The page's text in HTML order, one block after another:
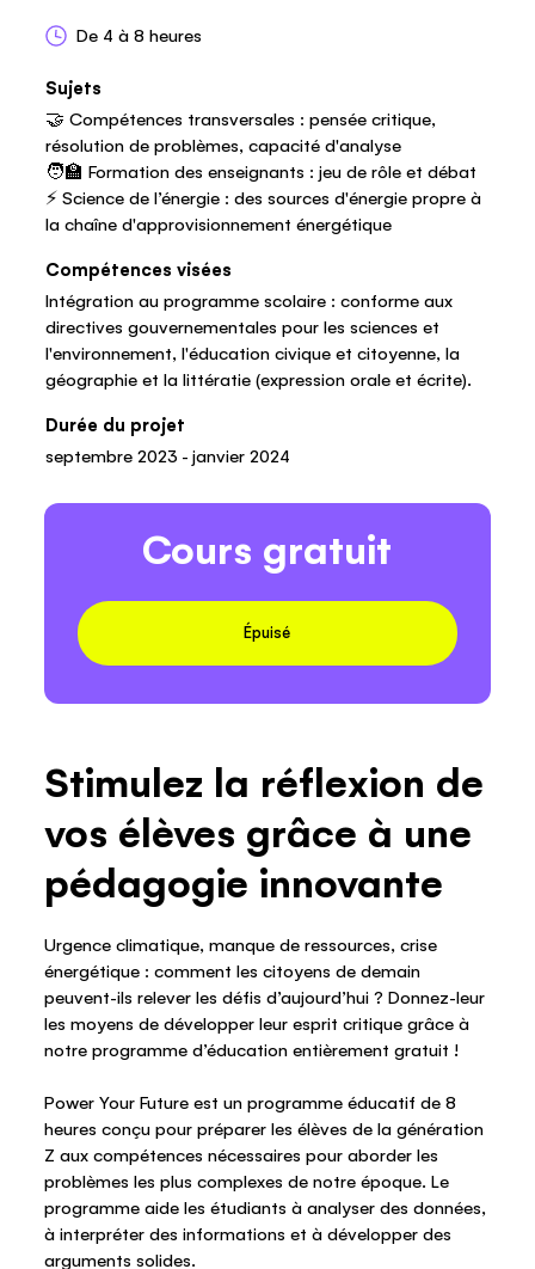
De 4 à 8 heures
Sujets
🤝 Compétences transversales : pensée critique,
résolution de problèmes, capacité d'analyse
🧑‍🏫 Formation des enseignants : jeu de rôle et débat
⚡️ Science de l’énergie : des sources d'énergie propre à
la chaîne d'approvisionnement énergétique
Compétences visées
Intégration au programme scolaire : conforme aux
directives gouvernementales pour les sciences et
l'environnement, l'éducation civique et citoyenne, la
géographie et la littératie (expression orale et écrite).
Durée du projet
septembre 2023 - janvier 2024
Stimulez la réflexion de
vos élèves grâce à une
pédagogie innovante
Urgence climatique, manque de ressources, crise
énergétique : comment les citoyens de demain
peuvent-ils relever les défis d’aujourd’hui ? Donnez-leur
les moyens de développer leur esprit critique grâce à
notre programme d’éducation entièrement gratuit !
Power Your Future est un programme éducatif de 8
heures conçu pour préparer les élèves de la génération
Z aux compétences nécessaires pour aborder les
problèmes les plus complexes de notre époque. Le
programme aide les étudiants à analyser des données,
à interpréter des informations et à développer des
arguments solides.
Épuisé
Cours gratuit